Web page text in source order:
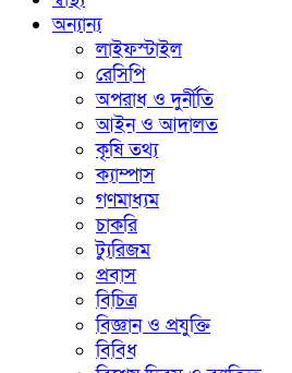
অন্যান্য
লাইফস্টাইল
রেসিপি
অপরাধ ও দুর্নীতি
আইন ও আদালত
কৃষি তথ্য
ক্যাম্পাস
গণমাধ্যম
চাকরি
ট্যুরিজম
প্রবাস
বিচিত্র
বিজ্ঞান ও প্রযুক্তি
বিবিধ